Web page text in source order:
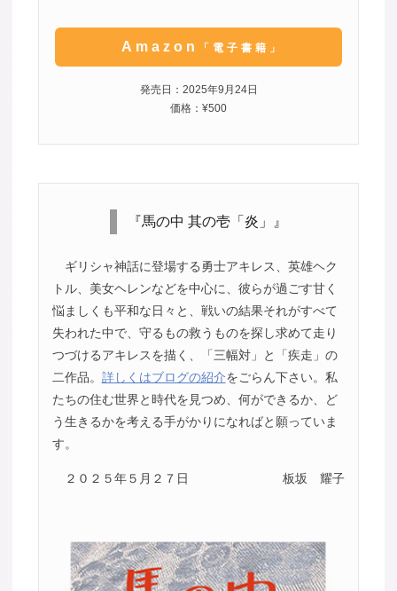
Amazon 「電子書籍」
発売日：2025年9月24日
価格：¥500
『馬の中 其の壱「炎」』
ギリシャ神話に登場する勇士アキレス、英雄ヘク
トル、美女ヘレンなどを中心に、彼らが過ごす甘く
悩ましくも平和な日々と、戦いの結果それがすべて
失われた中で、守るもの救うものを探し求めて走り
つづけるアキレスを描く、「三幅対」と「疾走」の
二作品。 詳しくはブログの紹介をごらん下さい。私
たちの住む世界と時代を見つめ、何ができるか、ど
う生きるかを考える手がかりになればと願っていま
す。
２０２５年５月２７日 板坂 耀子